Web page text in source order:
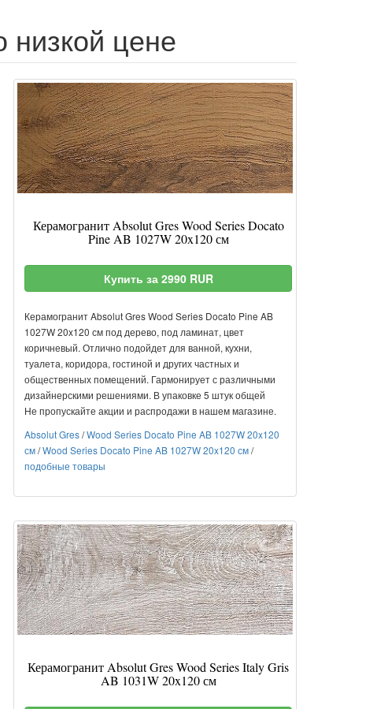
низкой цене
Керамогранит Absolut Gres Wood Series Docato
Pine AB 1027W 20x120 см
Купить за 2990 RUR
Керамогранит Absolut Gres Wood Series Docato Pine AB
1027W 20x120 см под дерево, под ламинат, цвет
коричневый. Отлично подойдет для ванной, кухни,
туалета, коридора, гостиной и других частных и
общественных помещений. Гармонирует с различными
дизайнерскими решениями. В упаковке 5 штук общей
Не пропускайте акции и распродажи в нашем магазине.
Absolut Gres/Wood Series Docato Pine AB 1027W 20x120
см/Wood Series Docato Pine AB 1027W 20x120 см/
подобные товары
Керамогранит Absolut Gres Wood Series Italy Gris
AB 1031W 20x120 см